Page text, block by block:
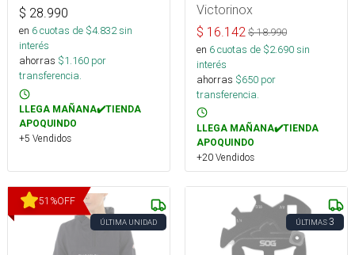
$ 28.990
en 6cuotas de $4.832sin
interés
ahorras $1.160 por
transferencia.
LLEGA MAÑANA✔️TIENDA
APOQUINDO
+5 Vendidos
Victorinox
$ 16.142 $18.990
en 6cuotas de $2.690sin
interés
ahorras $650 por
transferencia.
LLEGA MAÑANA✔️TIENDA
APOQUINDO
+20 Vendidos
51 %OFF
ÚLTIMA UNIDAD ÚLTIMAS3